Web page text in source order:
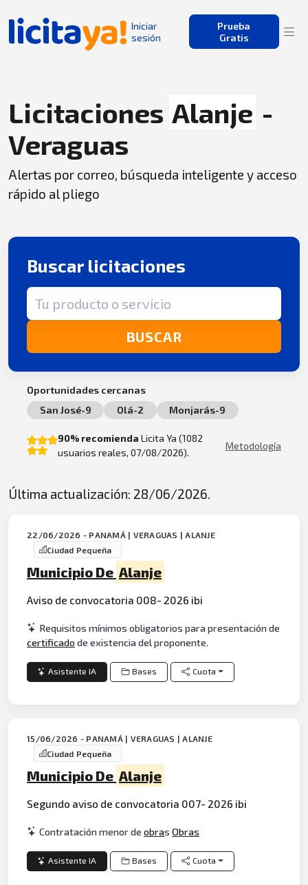
Iniciar
sesión
Prueba
Gratis
Licitaciones Alanje -
Veraguas
Alertas por correo, búsqueda inteligente y acceso
rápido al pliego
Buscar licitaciones
Término de búsqueda
BUSCAR
Oportunidades cercanas
San José-9
Olá-2 Monjarás-9
90% recomienda Licita Ya (1082
usuarios reales, 07/08/2026).
Metodología
Última actualización: 28/06/2026.
22/06/2026 - PANAMÁ | VERAGUAS | ALANJE
Ciudad Pequeña
Municipio De Alanje
Aviso de convocatoria 008- 2026 ibi
Requisitos mínimos obligatorios para presentación de
certificadode existencia del proponente.
Asistente IA Bases Cuota
15/06/2026 - PANAMÁ | VERAGUAS | ALANJE
Ciudad Pequeña
Municipio De Alanje
Segundo aviso de convocatoria 007- 2026 ibi
Contratación menor deobrasObras
Asistente IA Bases Cuota